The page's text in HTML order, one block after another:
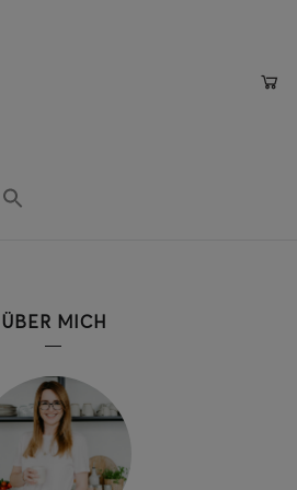
ÜBER MICH